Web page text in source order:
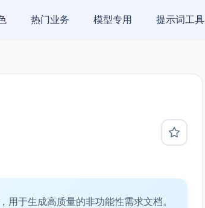
热门业务 模型专用 提示词工具
于生成高质量的非功能性需求文档。